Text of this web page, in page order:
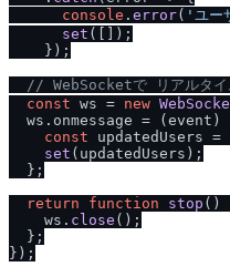
console . error( 'ユー
set ([]);
    });
/ / WebSocketで リアルタイ
const ws = new
  ws.
onmessage = (event )
const updatedUsers =
set (updatedUsers);
  };
return
function stop ( )
    ws.
close ();
  };